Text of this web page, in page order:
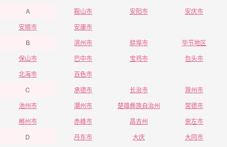
A
鞍山市 安阳市
安庆市
安顺市
安康市
B
滨州市 蚌埠市
毕节地区
保山市
巴中市 宝鸡市
包头市
北海市
百色市
C
承德市 长治市
滁州市
池州市
潮州市 楚雄彝族自治州
常德市
郴州市
赤峰市 昌吉州
崇左市
D
丹东市 大庆
大同市